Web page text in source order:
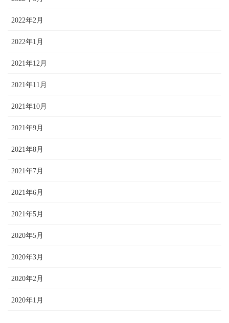
2022年2月
2022年1月
2021年12月
2021年11月
2021年10月
2021年9月
2021年8月
2021年7月
2021年6月
2021年5月
2020年5月
2020年3月
2020年2月
2020年1月